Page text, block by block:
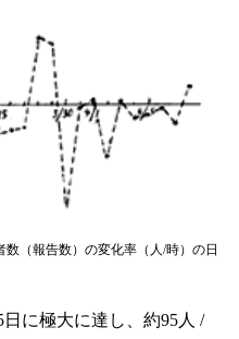
数（報告数）の変化率（人/時）の日
に極大に達し、約95人 /